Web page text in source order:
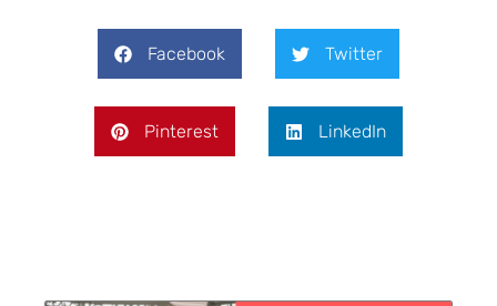
Facebook Twitter
Pinterest LinkedIn